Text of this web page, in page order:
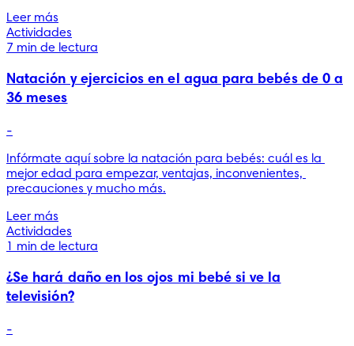
Leer más
Actividades
7 min de lectura
Natación y ejercicios en el agua para bebés de 0 a
36 meses
-
Infórmate aquí sobre la natación para bebés: cuál es la
mejor edad para empezar, ventajas, inconvenientes,
precauciones y mucho más.
Leer más
Actividades
1 min de lectura
¿Se hará daño en los ojos mi bebé si ve la
televisión?
-